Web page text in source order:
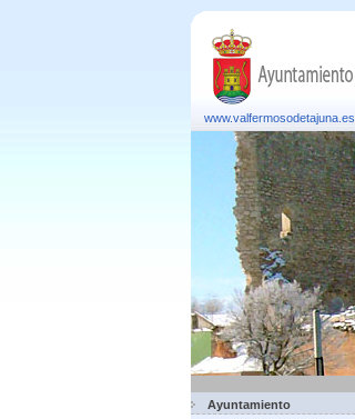
www.valfermosodetajuna.es
Ayuntamiento